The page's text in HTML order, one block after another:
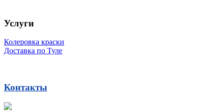
Услуги
Колеровка краски
Доставка по Туле
Контакты